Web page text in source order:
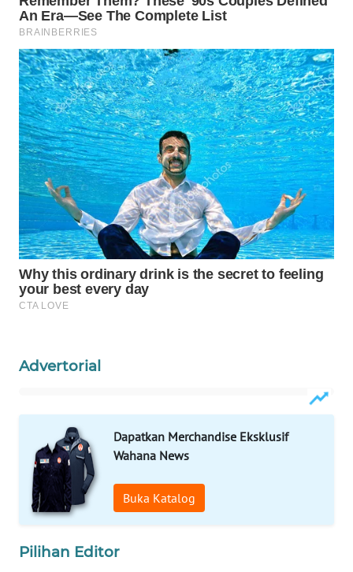
Advertorial
Dapatkan Merchandise Eksklusif
Wahana News
Buka Katalog
Pilihan Editor
WAHANA
TRAVEL
WAHANA
TV
WAHANANEWS
ID
WAHANANEWS
CO ID
WAHANANEWS
NET
WAHANA
SELEB
WAHANA
PERSONA
WAHANA